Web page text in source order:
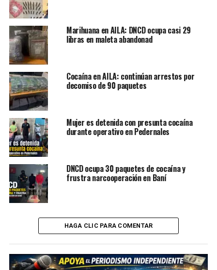
Marihuana en AILA: DNCD ocupa casi 29
libras en maleta abandonad
Cocaína en AILA: continúan arrestos por
decomiso de 90 paquetes
Mujer es detenida con presunta cocaína
durante operativo en Pedernales
DNCD ocupa 30 paquetes de cocaína y
frustra narcooperación en Baní
HAGA CLIC PARA COMENTAR